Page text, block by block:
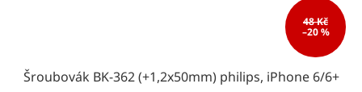
48 Kč
–20 %
Šroubovák BK-362 (+1,2x50mm) philips, iPhone 6/6+